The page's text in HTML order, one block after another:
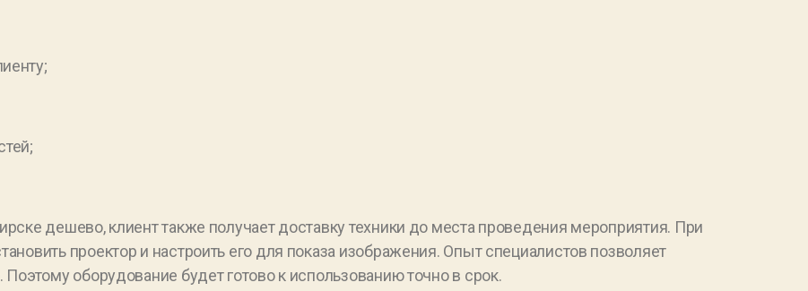
дешево, клиент также получает доставку техники до места проведения мероприятия. При
проектор и настроить его для показа изображения. Опыт специалистов позволяет
оборудование будет готово к использованию точно в срок.